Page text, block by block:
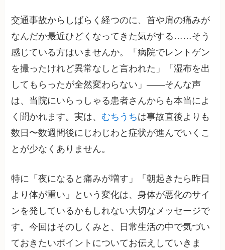
交通事故からしばらく経つのに、首や肩の痛みが
なんだか最近ひどくなってきた気がする……そう
感じている方はいませんか。「病院でレントゲン
を撮ったけれど異常なしと言われた」「湿布を出
してもらったが全然変わらない」——そんな声
は、当院にいらっしゃる患者さんからも本当によ
く聞かれます。実は、 むちうちは事故直後よりも
数日〜数週間後にじわじわと症状が進んでいくこ
とが少なくありません。
特に「夜になると痛みが増す」「朝起きたら昨日
より体が重い」という変化は、身体が悪化のサイ
ンを発しているかもしれない大切なメッセージで
す。今回はそのしくみと、日常生活の中で気づい
ておきたいポイントについてお伝えしていきま